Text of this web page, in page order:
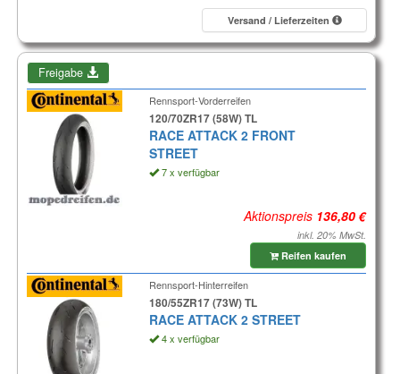
Versand / Lieferzeiten
Freigabe
Rennsport-Vorderreifen
120/70ZR17 (58W) TL
RACE ATTACK 2 FRONT
STREET
7 x verfügbar
Aktionspreis
inkl. 20% MwSt.
Reifen kaufen
Rennsport-Hinterreifen
180/55ZR17 (73W) TL
RACE ATTACK 2 STREET
4 x verfügbar